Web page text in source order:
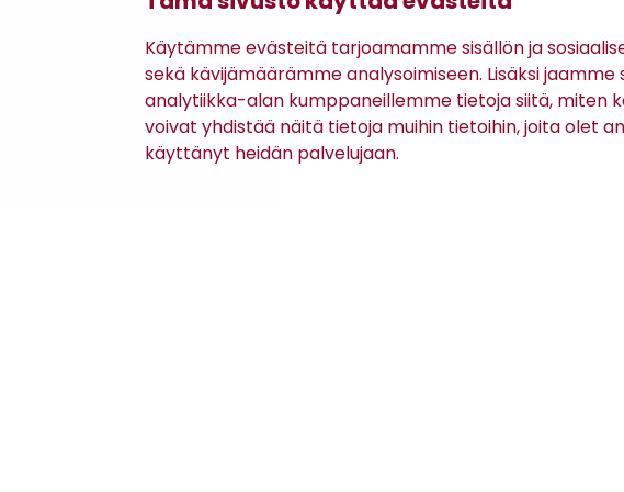
Käytämme evästeitä tarjoamamme sisällön ja
sekä kävijämäärämme analysoimiseen. Lisäksi jaamme
analytiikka-alan kumppaneillemme tietoja siitä, miten
voivat yhdistää näitä tietoja muihin tietoihin, joita olet
käyttänyt heidän palvelujaan.
Meyer
ROMA
PUUVILLAHOUSUT
139,00 €
Turo
HAMBURG 5421 -
PUVUNHOUSUT
170,00 €